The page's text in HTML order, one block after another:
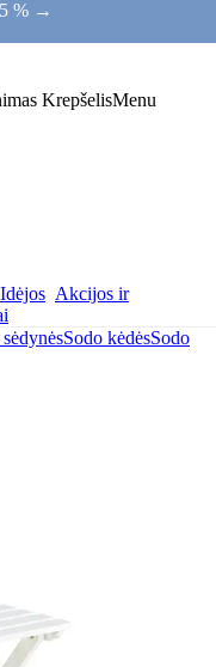
% →
KrepšelisMenu
Idėjos Akcijos ir
Sodo kėdėsSodo